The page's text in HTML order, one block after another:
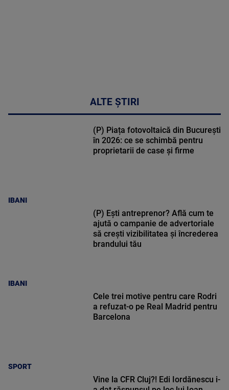
ALTE ȘTIRI
IBANI
(P) Piața fotovoltaică din București
în 2026: ce se schimbă pentru
proprietarii de case și firme
IBANI
(P) Ești antreprenor? Află cum te
ajută o campanie de advertoriale
să crești vizibilitatea și încrederea
brandului tău
SPORT
Cele trei motive pentru care Rodri
a refuzat-o pe Real Madrid pentru
Barcelona
Vine la CFR Cluj?! Edi Iordănescu i-